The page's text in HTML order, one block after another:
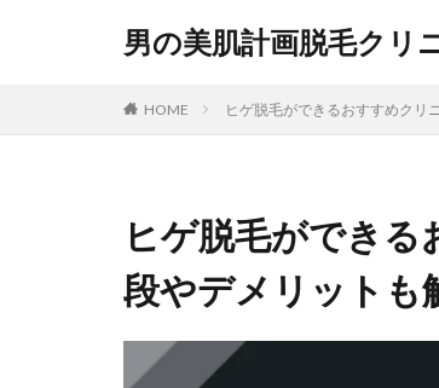
男の美肌計画脱毛クリ
HOME ヒゲ脱毛ができるおすすめクリ
ヒゲ脱毛ができ
段やデメリットも